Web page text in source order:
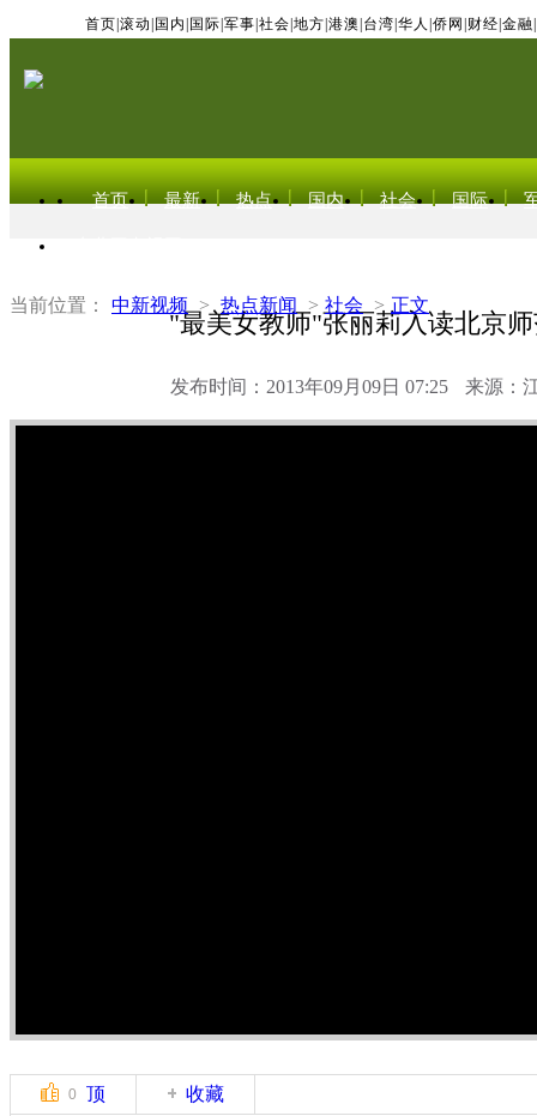
首页 滚动 国内 国际 军事 社会 地方 港澳 台湾 华人 侨网 财经 金融
首页 最新 热点 国内 社会 国际
当前位置： 中新视频 > 热点新闻 > 社会 > 正文
"最美女教师"张丽莉入读北京
发布时间：2013年09月09日 07:25 来源：
0 顶 收藏